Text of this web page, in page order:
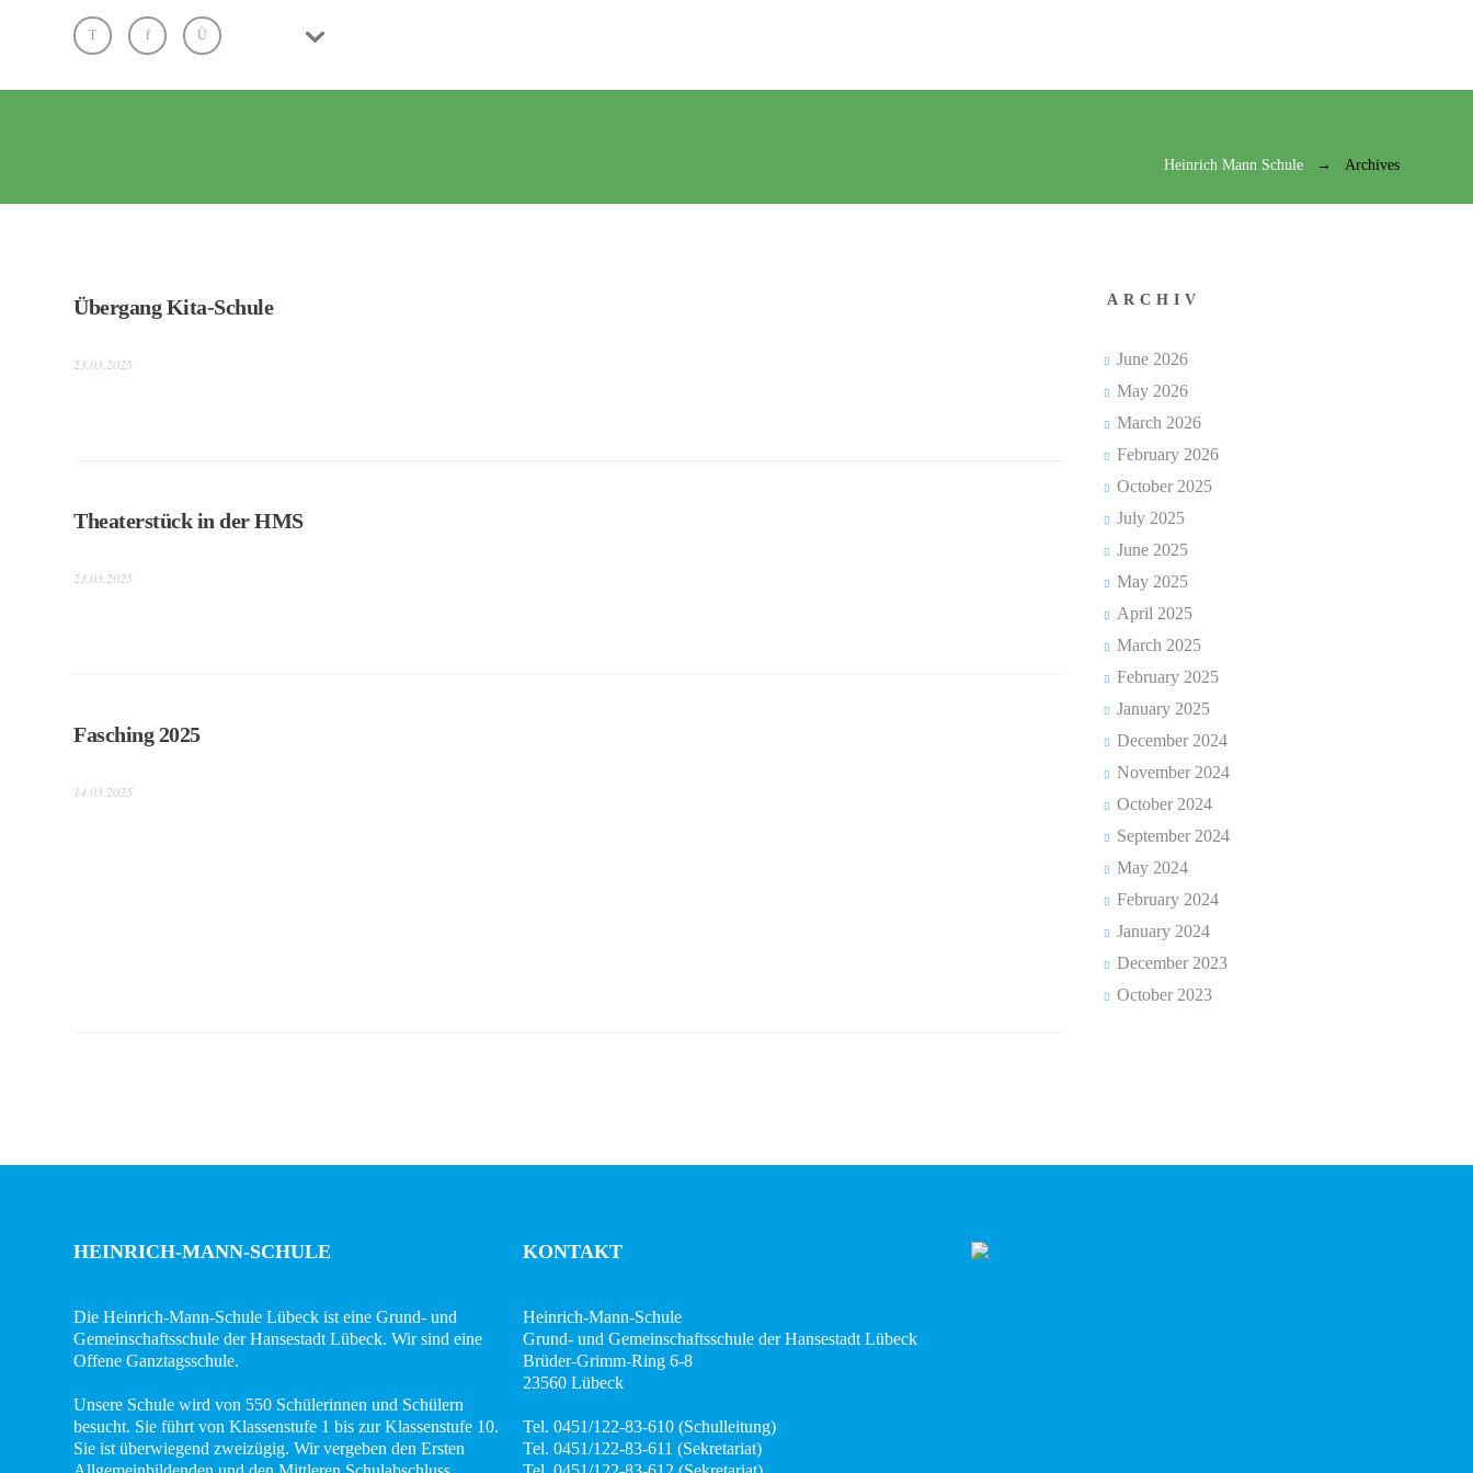
Heinrich Mann Schule Archives
Übergang Kita-Schule
23.03.2025
Theaterstück in der HMS
23.03.2025
Fasching 2025
14.03.2025
ARCHIV
June 2026
May 2026
March 2026
February 2026
October 2025
July 2025
June 2025
May 2025
April 2025
March 2025
February 2025
January 2025
December 2024
November 2024
October 2024
September 2024
May 2024
February 2024
January 2024
December 2023
October 2023
HEINRICH-MANN-SCHULE
Die Heinrich-Mann-Schule Lübeck ist eine Grund- und
Gemeinschaftsschule der Hansestadt Lübeck. Wir sind eine
Offene Ganztagsschule.
Unsere Schule wird von 550 Schülerinnen und Schülern
besucht. Sie führt von Klassenstufe 1 bis zur Klassenstufe 10.
Sie ist überwiegend zweizügig. Wir vergeben den Ersten
KONTAKT
Heinrich-Mann-Schule
Grund- und Gemeinschaftsschule der Hansestadt Lübeck
Brüder-Grimm-Ring 6-8
23560 Lübeck
Tel. 0451/122-83-610 (Schulleitung)
Tel. 0451/122-83-611 (Sekretariat)